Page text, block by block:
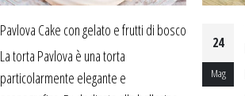
Tortino di Cioccolato con Cuore
Fondente e Fior di Panna
I tortini di cioccolato con cuore fondente
04
Lug